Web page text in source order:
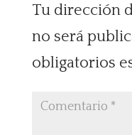
Tu dirección
no será
obligatorios